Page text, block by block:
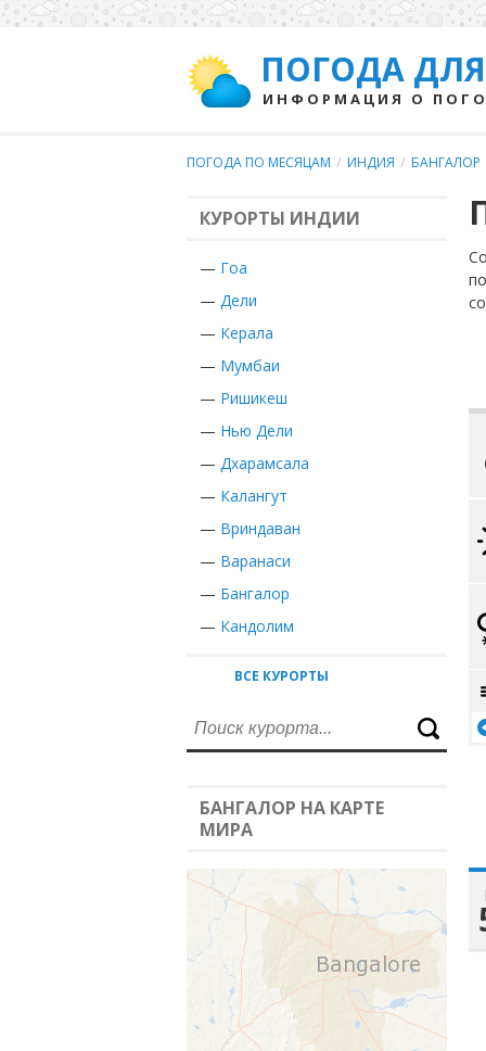
ПОГОДА
ИНФОРМАЦИЯ О
ПОГОДА ПО МЕСЯЦАМ / ИНДИЯ / БАНГАЛОР
КУРОРТЫ ИНДИИ
— Гоа
— Дели
— Керала
— Мумбаи
— Ришикеш
— Нью Дели
— Дхарамсала
— Калангут
— Вриндаван
— Варанаси
— Бангалор
— Кандолим
ВСЕ КУРОРТЫ
БАНГАЛОР НА КАРТЕ
МИРА